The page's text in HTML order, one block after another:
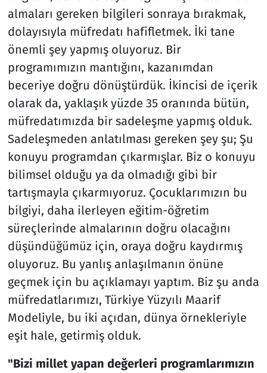
almaları gereken bilgileri sonraya bırakmak,
dolayısıyla müfredatı hafifletmek. İki tane
önemli şey yapmış oluyoruz. Bir
programımızın mantığını, kazanımdan
beceriye doğru dönüştürdük. İkincisi de içerik
olarak da, yaklaşık yüzde 35 oranında bütün,
müfredatımızda bir sadeleşme yapmış olduk.
Sadeleşmeden anlatılması gereken şey şu; Şu
konuyu programdan çıkarmışlar. Biz o konuyu
bilimsel olduğu ya da olmadığı gibi bir
tartışmayla çıkarmıyoruz. Çocuklarımızın bu
bilgiyi, daha ilerleyen eğitim-öğretim
süreçlerinde almalarının doğru olacağını
düşündüğümüz için, oraya doğru kaydırmış
oluyoruz. Bu yanlış anlaşılmanın önüne
geçmek için bu açıklamayı yaptım. Biz şu anda
müfredatlarımızı, Türkiye Yüzyılı Maarif
Modeliyle, bu iki açıdan, dünya örnekleriyle
eşit hale, getirmiş olduk.
"Bizi millet yapan değerleri programlarımızın